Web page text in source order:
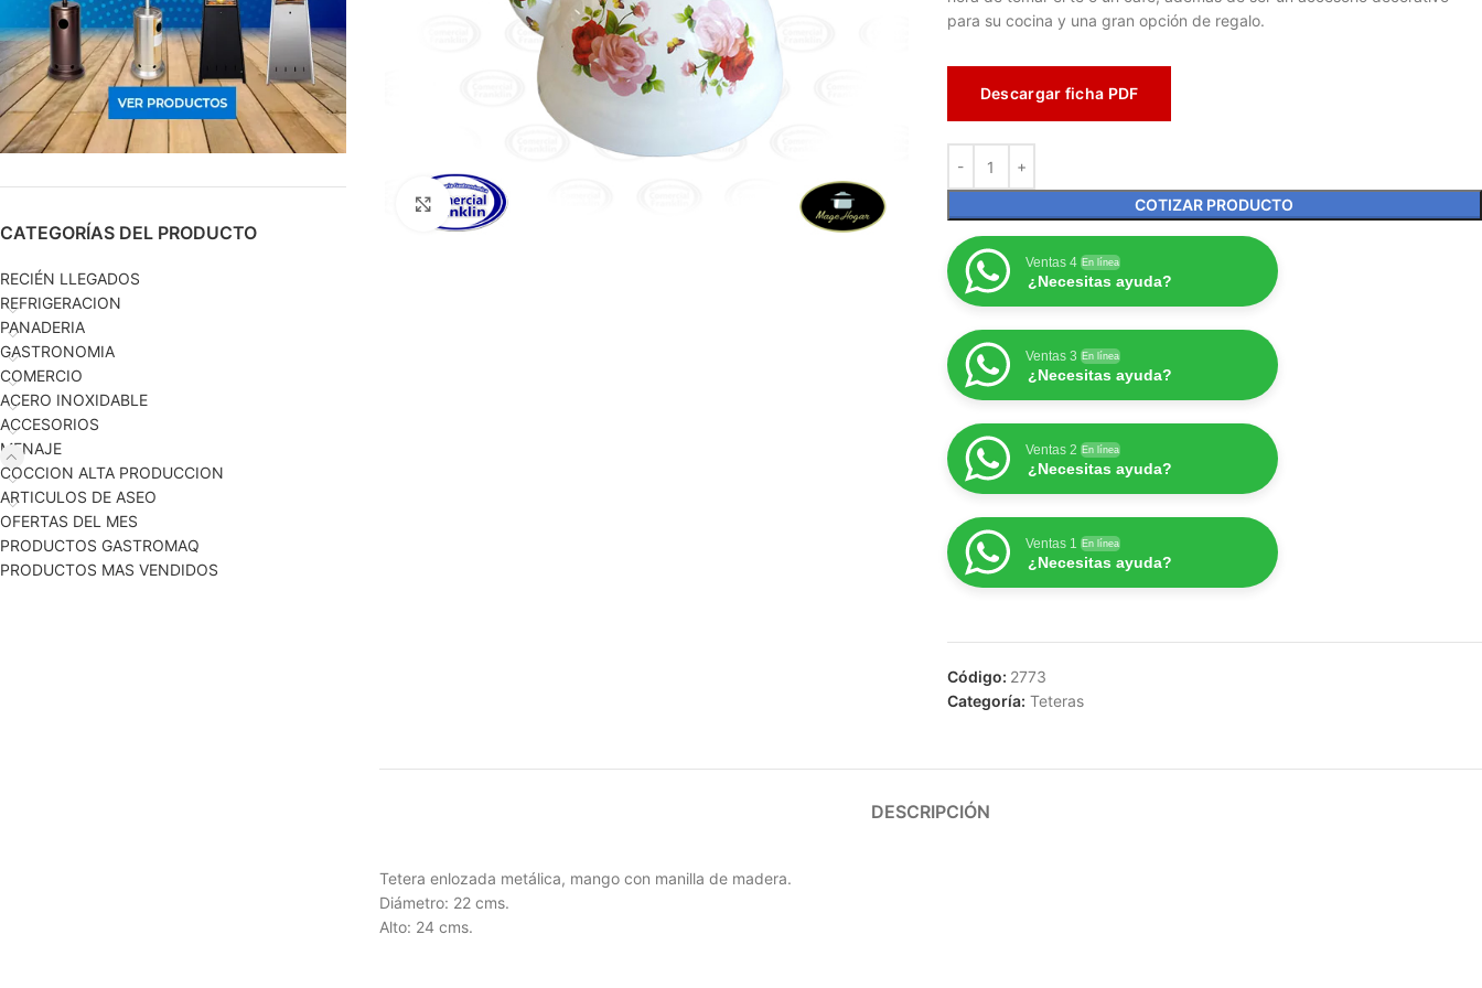
CATEGORÍAS DEL PRODUCTO
RECIÉN LLEGADOS
REFRIGERACION
PANADERIA
GASTRONOMIA
COMERCIO
ACERO INOXIDABLE
ACCESORIOS
MENAJE
COCCION ALTA PRODUCCION
ARTICULOS DE ASEO
OFERTAS DEL MES
PRODUCTOS GASTROMAQ
PRODUCTOS MAS VENDIDOS
Haga clic para ampliar
para su cocina y una gran opción de regalo.
Descargar ficha PDF
COTIZAR PRODUCTO
Ventas 4 En línea
¿Necesitas ayuda?
Ventas 3 En línea
¿Necesitas ayuda?
Ventas 2 En línea
¿Necesitas ayuda?
Ventas 1 En línea
¿Necesitas ayuda?
Código: 2773
Categoría: Teteras
DESCRIPCIÓN
Tetera enlozada metálica, mango con manilla de madera.
Diámetro: 22 cms.
Alto: 24 cms.